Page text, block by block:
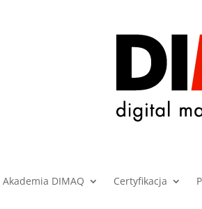
Akademia DIMAQ Certyfikacja